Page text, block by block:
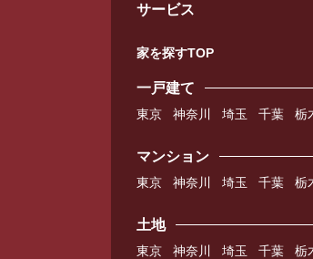
サービス
家を探すTOP
一戸建て
東京 神奈川 埼玉 千葉 栃
マンション
東京 神奈川 埼玉 千葉 栃
土地
東京 神奈川 埼玉 千葉 栃